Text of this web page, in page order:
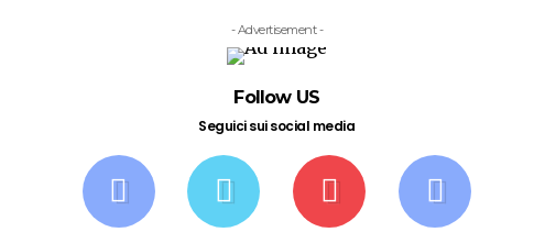
- Advertisement -
Follow US
Seguici sui social media